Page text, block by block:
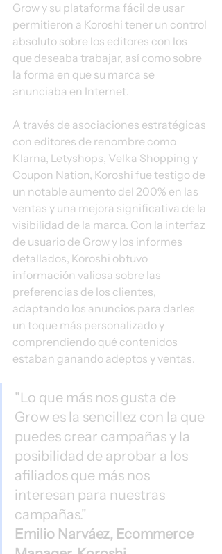
Grow y su plataforma fácil de usar
permitieron a Koroshi tener un control
absoluto sobre los editores con los
que deseaba trabajar, así como sobre
la forma en que su marca se
anunciaba en Internet.
A través de asociaciones estratégicas
con editores de renombre como
Klarna, Letyshops, Velka Shopping y
Coupon Nation, Koroshi fue testigo de
un notable aumento del 200% en las
ventas y una mejora significativa de la
visibilidad de la marca. Con la interfaz
de usuario de Grow y los informes
detallados, Koroshi obtuvo
información valiosa sobre las
preferencias de los clientes,
adaptando los anuncios para darles
un toque más personalizado y
comprendiendo qué contenidos
estaban ganando adeptos y ventas.
"Lo que más nos gusta de
Grow es la sencillez con la que
puedes crear campañas y la
posibilidad de aprobar a los
afiliados que más nos
interesan para nuestras
campañas."
Emilio Narváez, Ecommerce